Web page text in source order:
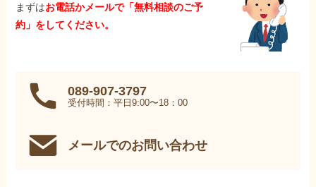
まずはお電話かメールで「無料相談のご予
約」をしてください。
089-907-3797
受付時間：平日9:00〜18：00
メールでのお問い合わせ